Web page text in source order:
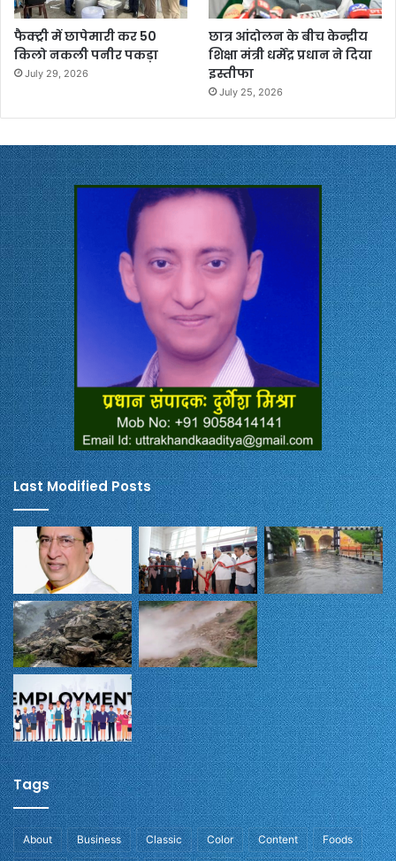
फैक्ट्री में छापेमारी कर 50
किलो नकली पनीर पकड़ा
July 29, 2026
छात्र आंदोलन के बीच केन्द्रीय
शिक्षा मंत्री धर्मेंद्र प्रधान ने दिया
इस्तीफा
July 25, 2026
Last Modified Posts
Tags
About Business Classic Color Content Foods